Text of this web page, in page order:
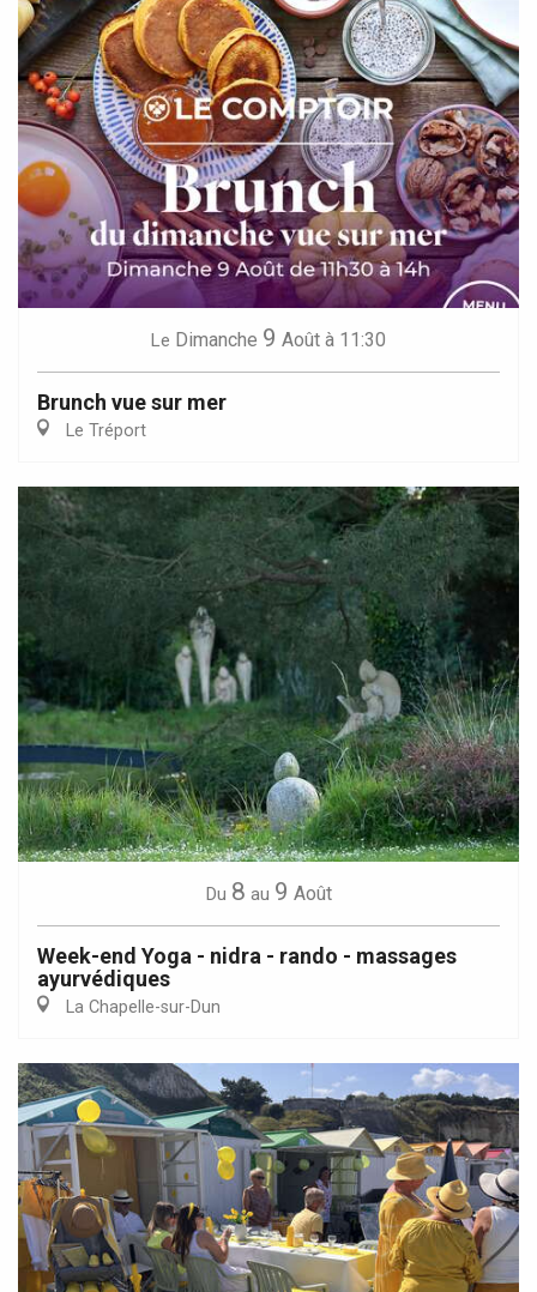
Le Dimanche 9 Août à 11:30
Brunch vue sur mer
Le Tréport
Du 8 au 9 Août
Week-end Yoga - nidra - rando - massages
ayurvédiques
La Chapelle-sur-Dun